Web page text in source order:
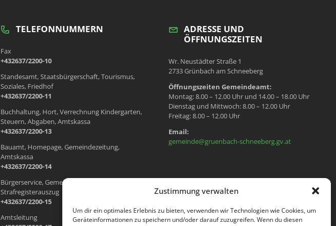
Zustimmung verwalten
Um dir ein optimales Erlebnis zu bieten, verwenden wir Technologien wie Cookies, um
Geräteinformationen zu speichern und/oder darauf zuzugreifen. Wenn du diesen
TELEFONNUMMERN
Fax
+432637/2200-10
Standesamt, Staatsbürgerschaft, Tourismus,
Soziales, Friedhof
+432637/2200-11
Buchhaltung, Hort, Verrechnung Kindergarten,
Steuern, Abgaben, Amtskassa
+432637/2200-13
Bauamt, Homepage, Gemeindezeitung,
Amtskassa
+432637/2200-14
Bürgerservice, Gemeindewohnungen, Meldeamt,
Strafregisterauszug
+432637/2200-15
Amtsleitung
ADRESSE UND
ÖFFNUNGSZEITEN
Wr. Neustädter Straße 1
2733 Grünbach am Schneeberg
Öffnungszeiten Gemeindeamt:
Montag: 8.00 – 12.00 Uhr und 14.00 – 18.00 Uhr
Dienstag und Mittwoch: 8.00 – 12.00 Uhr
Freitag: 8.00 – 12.00 Uhr
Email:
gemeinde@gruenbach-schneeberg.gv.at